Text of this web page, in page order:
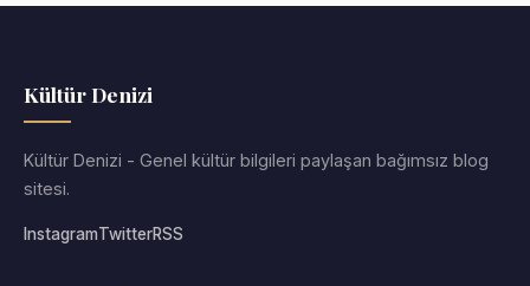
Kültür Denizi
Kültür Denizi - Genel kültür bilgileri paylaşan bağımsız blog
sitesi.
InstagramTwitterRSS